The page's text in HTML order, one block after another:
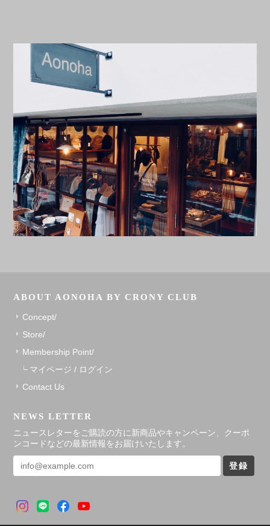
ABOUT AONOHA BY CRONY CLUB
Concept/
Store/
Membership Point/
マイページ / ログイン
Contact Us
NEWS LETTER
ニュースレターをご購読の方に新商品やキャンペーン、クーポ
ンコードなどの最新情報をお届けいたします。
登録